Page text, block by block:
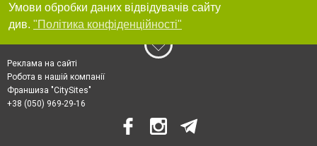
Умови обробки даних відвідувачів сайту
див. "Політика конфіденційності"
Реклама на сайті
Робота в нашій компанії
Франшиза "CitySites"
+38 (050) 969-29-16